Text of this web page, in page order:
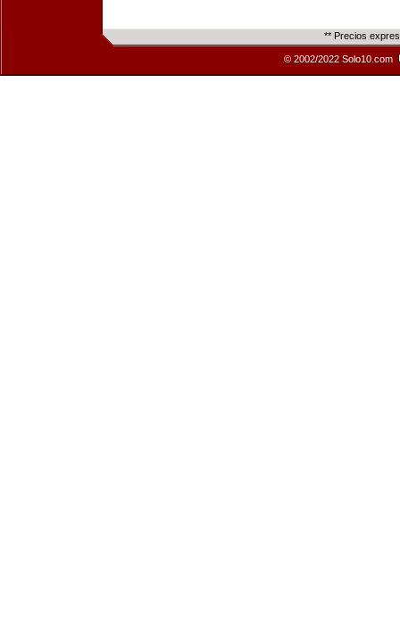
** Precios
© 2002/2022 Solo10.com